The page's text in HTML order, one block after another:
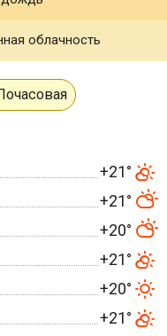
облачность
+21°
+21°
+20°
+21°
+20°
+21°